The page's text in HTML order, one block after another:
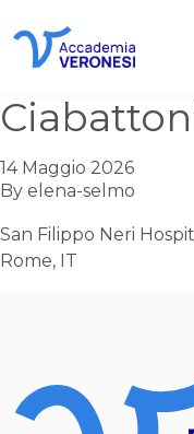
14 Maggio 2026
By elena-selmo
San Filippo Neri
Rome, IT